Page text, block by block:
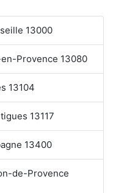
13000
Provence 13080
13104
13117
13400
de-Provence